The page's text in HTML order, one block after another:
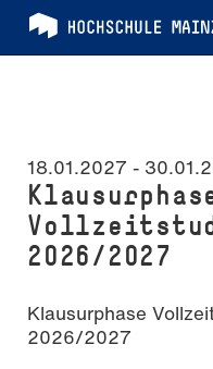
18.01.2027 -
2026/2027
Klausurphase
2026/2027